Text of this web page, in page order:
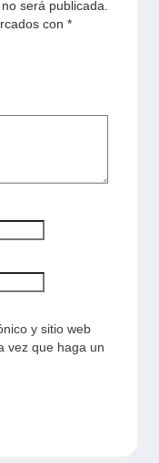
será publicada.
con *
y sitio web
vez que haga un